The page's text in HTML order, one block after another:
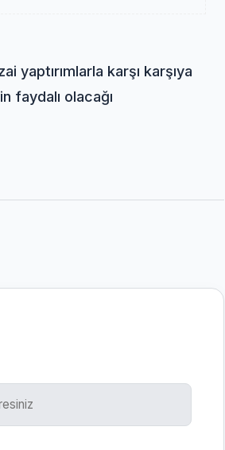
yaptırımlarla karşı karşıya
faydalı olacağı